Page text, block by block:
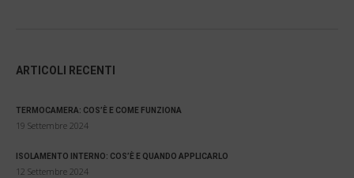
ARTICOLI RECENTI
TERMOCAMERA: COS’È E COME FUNZIONA
19 Settembre 2024
ISOLAMENTO INTERNO: COS’È E QUANDO APPLICARLO
12 Settembre 2024